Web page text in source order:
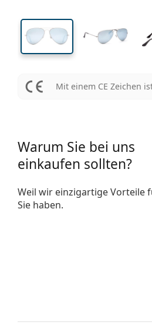
Mit einem CE Zeichen
Warum Sie bei uns
einkaufen sollten?
Weil wir einzigartige Vorteile
Sie haben.